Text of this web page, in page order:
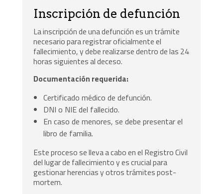
Inscripción de defunción
La inscripción de una defunción es un trámite
necesario para registrar oficialmente el
fallecimiento, y debe realizarse dentro de las 24
horas siguientes al deceso.
Documentación requerida:
Certificado médico de defunción.
DNI o NIE del fallecido.
En caso de menores, se debe presentar el
libro de familia.
Este proceso se lleva a cabo en el Registro Civil
del lugar de fallecimiento y es crucial para
gestionar herencias y otros trámites post-
mortem.